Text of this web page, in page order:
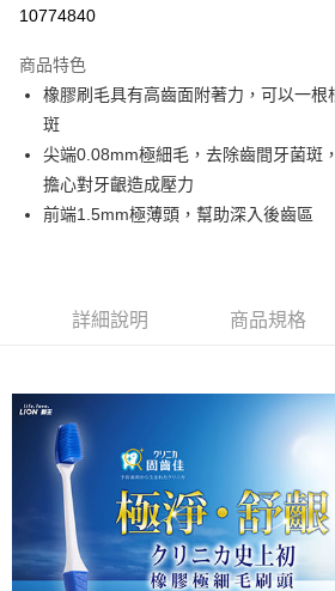
全家取貨付款
付款後全家取貨
每筆NT$80，滿NT$799(含以上)免運費
每筆NT$80，滿NT$799(含以上)免運費
7-11取貨付款
付款後7-11取貨
每筆NT$80，滿NT$799(含以上)免運費
每筆NT$100，滿NT$799(含以上)免運費
10774840
商品特色
橡膠刷毛具有高齒面附著力，可以一
斑
尖端0.08mm極細毛，去除齒間牙菌斑
擔心對牙齦造成壓力
前端1.5mm極薄頭，幫助深入後齒區
詳細說明 商品規格